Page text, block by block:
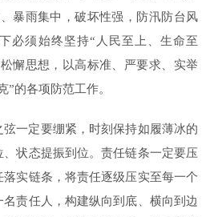
暴雨集中，破坏性强，防汛防台风
必须始终坚持“人民至上、生命至
懈思想，以高标准、严要求、实举
”的各项防范工作。
一定要绷紧，时刻保持如履薄冰的
状态提振到位。责任链条一定要压
实链条，将责任逐级压实至每一个
责任人，构建纵向到底、横向到边